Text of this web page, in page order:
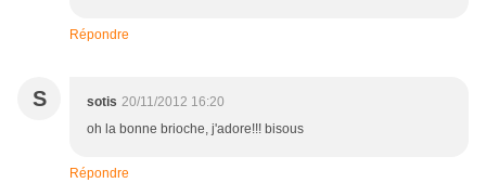
Répondre
S sotis 20/11/2012 16:20
oh la bonne brioche, j'adore!!! bisous
Répondre